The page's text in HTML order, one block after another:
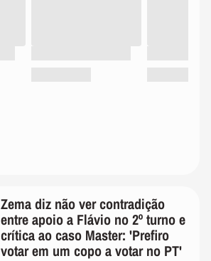
Zema diz não ver contradição
entre apoio a Flávio no 2º turno e
crítica ao caso Master: 'Prefiro
votar em um copo a votar no PT'